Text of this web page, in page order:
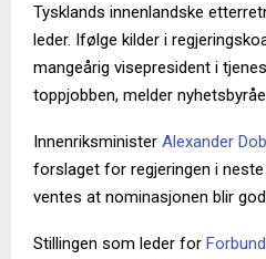
Tysklands innenlandske
leder. Ifølge kilder i
mangeårig visepresident i
toppjobben, melder
Innenriksminister Alexander
forslaget for regjeringen i
ventes at nominasjonen blir
Stillingen som leder for